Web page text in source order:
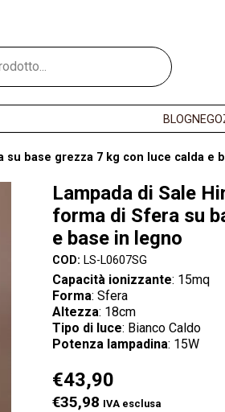
BLOG
su base grezza 7 kg con luce calda e
Lampada di Sale
forma di Sfera su
e base in legno
COD: LS-L0607SG
Capacità ionizzante: 15mq
Forma: Sfera
Altezza: 18cm
Tipo di luce: Bianco Caldo
Potenza lampadina: 15W
€43,90
€35,98 IVA esclusa